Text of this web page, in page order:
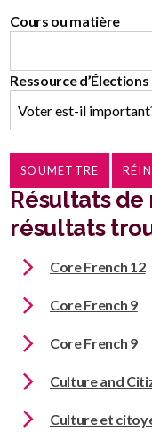
Cours ou matière
Ressource
Résultats de
résultats
Core French 12
Core French 9
Core French 9
Culture and
Culture et